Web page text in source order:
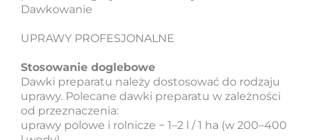
Dawkowanie
UPRAWY PROFESJONALNE
Stosowanie doglebowe
Dawki preparatu należy dostosować do rodzaju
uprawy. Polecane dawki preparatu w zależności
od przeznaczenia:
uprawy polowe i rolnicze − 1–2 l / 1 ha (w 200–400